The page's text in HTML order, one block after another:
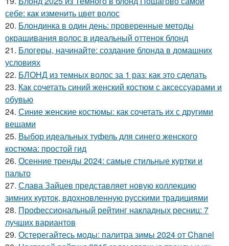
себе: как изменить цвет волос
20. Блондинка в один день: проверенные методы
окрашивания волос в идеальный оттенок блонд
21. Блогеры, начинайте: создание блонда в домашних
условиях
22. БЛОНД из темных волос за 1 раз: как это сделать
23. Как сочетать синий женский костюм с аксессуарами и
обувью
24. Синие женские костюмы: как сочетать их с другими
вещами
25. Выбор идеальных туфель для синего женского
костюма: простой гид
26. Осенние тренды 2024: самые стильные куртки и
пальто
27. Слава Зайцев представляет новую коллекцию
зимних курток, вдохновленную русскими традициями
28. Профессиональный рейтинг накладных ресниц: 7
лучших вариантов
29. Остерегайтесь моды: палитра зимы 2024 от Chanel